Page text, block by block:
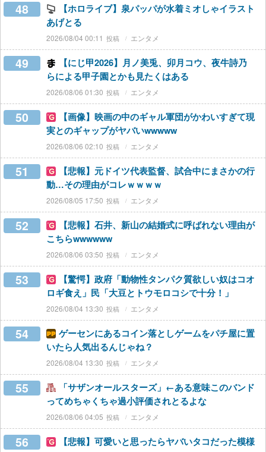
48
【ホロライブ】泉パッパが水着ミオしゃイラスト
あげとる
2026/08/04 00:11 エンタメ
49
【にじ甲2026】月ノ美兎、卯月コウ、夜牛詩乃
らによる甲子園とかも見たくはある
2026/08/06 01:30 エンタメ
50
【画像】映画の中のギャル軍団がかわいすぎて現
実とのギャップがヤバいwwwww
2026/08/06 02:10 エンタメ
51
【悲報】元ドイツ代表監督、試合中にまさかの行
動…その理由がコレｗｗｗｗ
2026/08/05 17:50 エンタメ
52
【悲報】石井、新山の結婚式に呼ばれない理由が
こちらwwwwww
2026/08/06 03:50 エンタメ
53
【驚愕】政府「動物性タンパク質欲しい奴はコオ
ロギ食え」民「大豆とトウモロコシで十分！」
2026/08/04 13:30 エンタメ
54
ゲーセンにあるコイン落としゲームをパチ屋に置
いたら人気出るんじゃね？
2026/08/04 13:30 エンタメ
55
「サザンオールスターズ」←ある意味このバンド
ってめちゃくちゃ過小評価されとるよな
2026/08/06 04:05 エンタメ
56
【悲報】可愛いと思ったらヤバいタコだった模様